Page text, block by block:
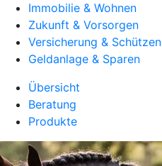
Immobilie & Wohnen
Zukunft & Vorsorgen
Versicherung & Schützen
Geldanlage & Sparen
Übersicht
Beratung
Produkte